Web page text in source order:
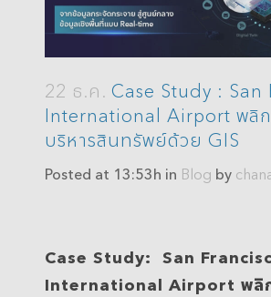
22 ธ.ค. Case Study : San
International Airport พลิก
บริหารสินทรัพย์ด้วย GIS
Posted at 13:53h in Blog by
Case Study: San
International Airport พลิก